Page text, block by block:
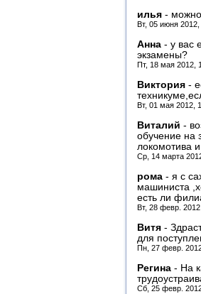
илья -
Вт, 05 июня
Анна - у вас
экзамены?
Пт, 18 мая 2012,
Виктория -
Вт, 01 мая 2012,
Виталий -
обучение на
локомотива
Ср, 14 марта
рома - я с
машиниста
есть ли
Вт, 28 февр.
Витя -
для
Пн, 27 февр.
Регина - На
Сб, 25 февр.